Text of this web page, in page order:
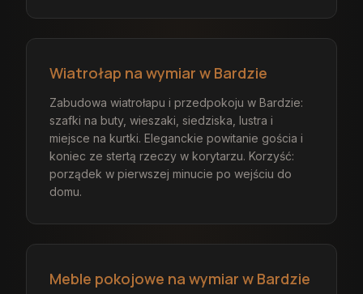
Wiatrołap na wymiar w Bardzie
Zabudowa wiatrołapu i przedpokoju w Bardzie:
szafki na buty, wieszaki, siedziska, lustra i
miejsce na kurtki. Eleganckie powitanie gościa i
koniec ze stertą rzeczy w korytarzu. Korzyść:
porządek w pierwszej minucie po wejściu do
domu.
Meble pokojowe na wymiar w Bardzie